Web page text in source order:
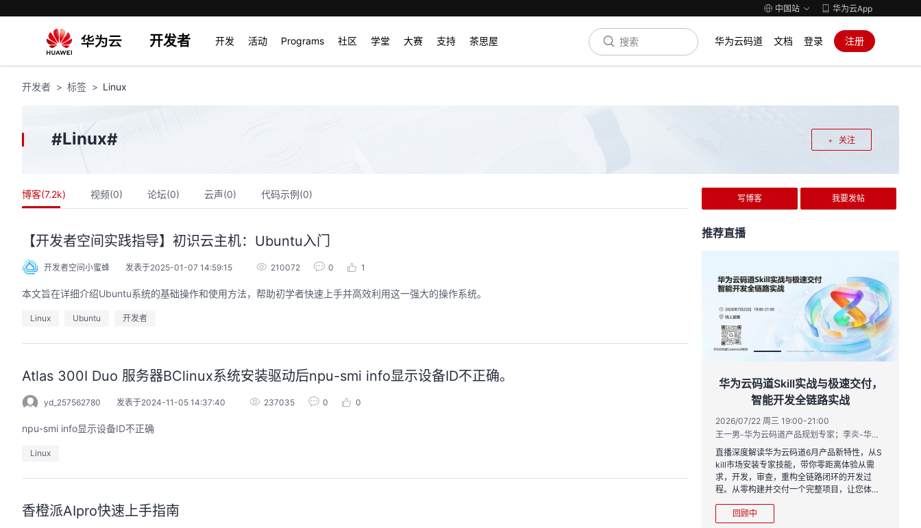
中国站 华为云App
开发者 开发 活动 Programs 社区 学堂 大赛 支持 茶思屋 华为云码道 文档 登录 注册
开发者 标签 Linux
关注
#Linux#
博客(7.2k) 视频(0) 论坛(0) 云声(0) 代码示例(0)
【开发者空间实践指导】初识云主机：Ubuntu入门
开发者空间小蜜蜂 发表于2025-01-07 14:59:15 210072 0 1
本文旨在详细介绍Ubuntu系统的基础操作和使用方法，帮助初学者快速上手并高效利用这一强大的操作系统。
Linux Ubuntu 开发者
Atlas 300I Duo 服务器BClinux系统安装驱动后npu-smi info显示设备ID不正确。
yd_257562780 发表于2024-11-05 14:37:40 237035 0 0
npu-smi info显示设备ID不正确
Linux
香橙派AIpro快速上手指南
写博客 我要发帖
推荐直播
AI作品三步上朋友
者运营负责人
到企业级开发。不教编
华为云码道Skill实战与极速交付，
智能开发全链路实战
求，开发，审查，重构全链路闭环的开发过
从代码提交到服务上线的“极速”之旅。
回顾中
聚开发者之力，创具身新未来
2026/07/23 周四 15:00-17:00
耀 · 每课人人动手实操
华为云码道Skill实战与极速交付，
智能开发全链路实战
2026/07/22 周三 19:00-21:00
王一男-华为云码道产品规划专家；李炎-华为云码道产品专家；姜浩-华为云HCDG核心组成员
直播深度解读华为云码道6月产品新特性，从S
kill市场安装专家技能，带你零距离体验从需
求，开发，审查，重构全链路闭环的开发过
程。从零构建并交付一个完整项目，让您体验
从代码提交到服务上线的“极速”之旅。
回顾中